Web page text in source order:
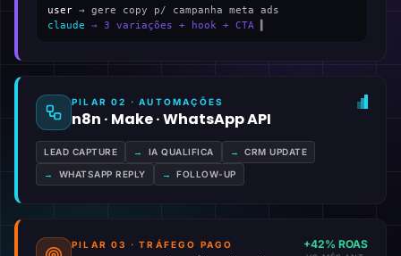
user → gere copy p/ campanha meta ads
claude → 3 variações + hook + CTA
PILAR 02 · AUTOMAÇÕES
n8n · Make · WhatsApp API
LEAD CAPTURE → IA QUALIFICA → CRM UPDATE
→ WHATSAPP REPLY → FOLLOW-UP
PILAR 03 · TRÁFEGO PAGO +42% ROAS